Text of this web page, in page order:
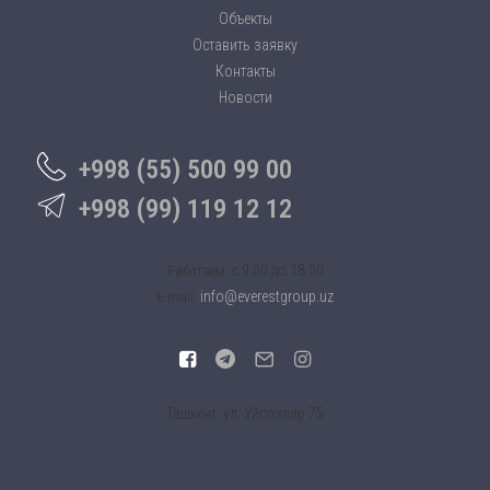
Объекты
Оставить заявку
Контакты
Новости
+998 (55) 500 99 00
+998 (99) 119 12 12
Работаем: c 9:00 до 18:00
E-mail: info@everestgroup.uz
Ташкент, ул. Уйсозлар 75